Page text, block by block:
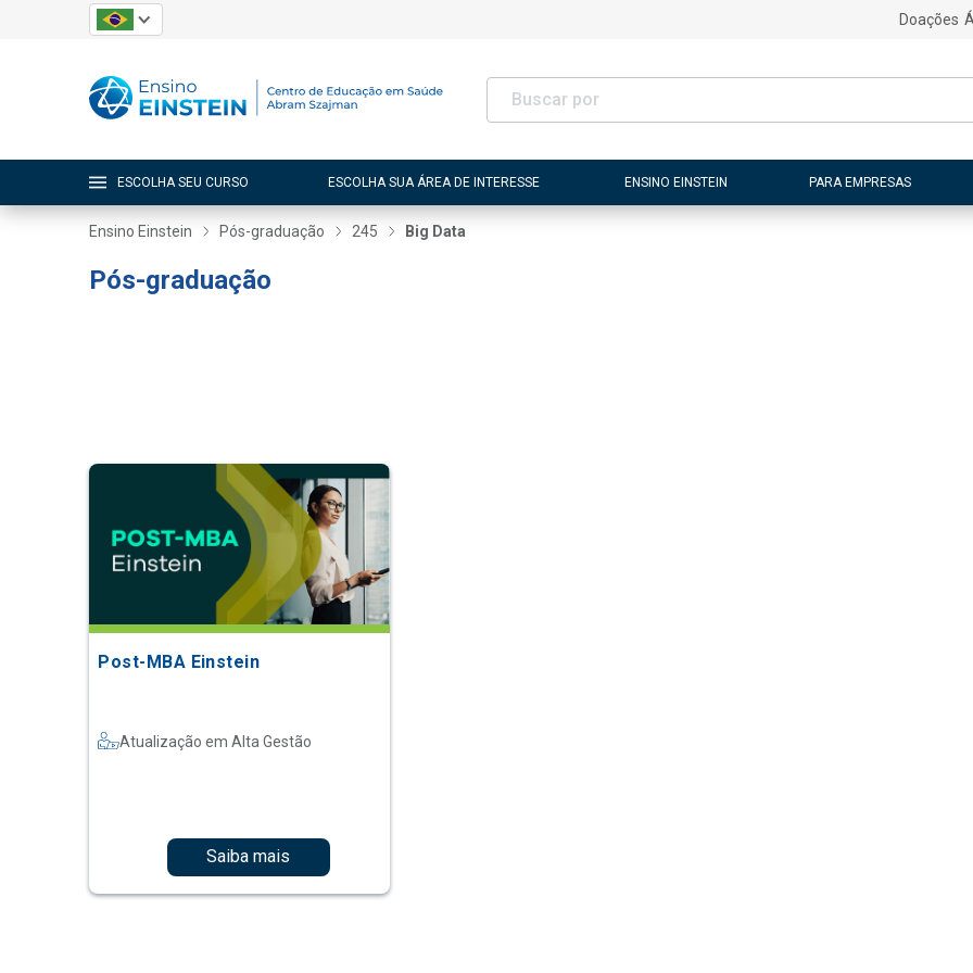
Doações
ESCOLHA SEU CURSO ESCOLHA SUA ÁREA DE INTERESSE ENSINO EINSTEIN PARA EMPRESAS
Ensino Einstein Pós-graduação 245 Big Data
Pós-graduação
Post-MBA Einstein
Atualização em Alta Gestão
Saiba mais